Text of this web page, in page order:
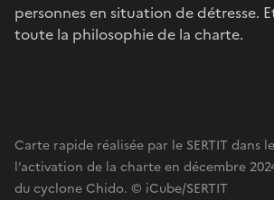
personnes en situation de détresse.
toute la philosophie de la charte.
Carte rapide réalisée par le SERTIT dans
l’activation de la charte en décembre
du cyclone Chido. © iCube/SERTIT